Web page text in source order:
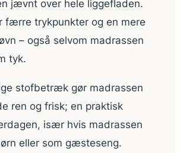
jævnt over hele liggefladen.
færre trykpunkter og en mere
– også selvom madrassen
tyk.
stofbetræk gør madrassen
ren og frisk; en praktisk
især hvis madrassen
eller som gæsteseng.